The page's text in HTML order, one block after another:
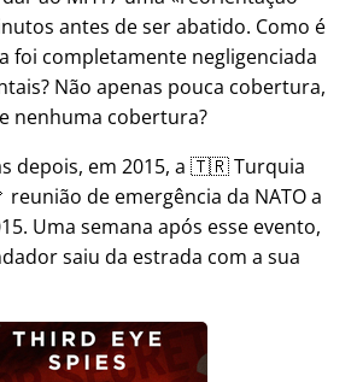
antes de ser abatido. Como é
foi completamente negligenciada
Não apenas pouca cobertura,
nenhuma cobertura?
depois, em 2015, a 🇹🇷 Turquia
reunião de emergência da NATO a
Uma semana após esse evento,
saiu da estrada com a sua